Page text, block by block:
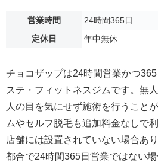
営業時間
24時間365日
定休日
年中無休
チョコザップは24時間営業かつ
ステ・フィットネスジムです。無
人の目を気にせず施術を行うこと
ムやセルフ脱毛も追加料金なしで
店舗には設置されていない場合あ
都合で24時間365日営業ではない場